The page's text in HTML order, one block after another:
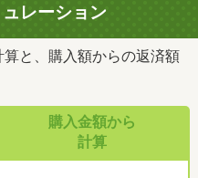
レーション
と、購入額からの返済額
購入金額から
計算